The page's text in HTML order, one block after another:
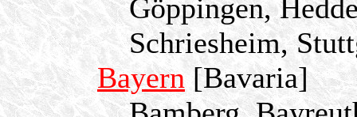
Göppingen,
Schriesheim,
Bayern [Bavaria]